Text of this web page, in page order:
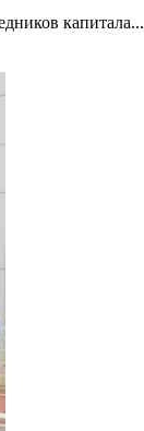
капитала...